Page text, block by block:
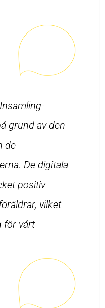
grund av den
de
De digitala
positiv
vilket
för vårt